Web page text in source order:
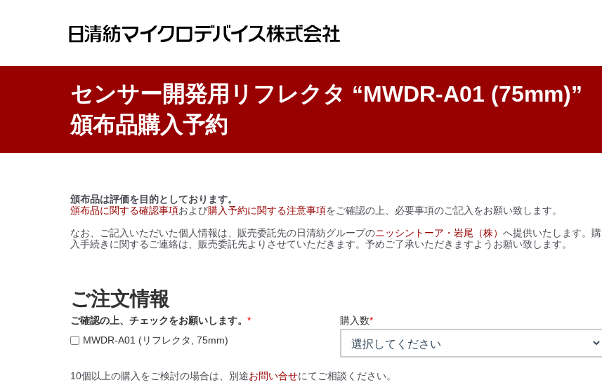
センサー開発用リフレクタ “MWDR-A01 (75mm)”
頒布品購入予約
頒布品は評価を目的としております。
頒布品に関する確認事項および購入予約に関する注意事項をご確認の上、必要事項のご記入をお願い致します。
なお、ご記入いただいた個人情報は、販売委託先の日清紡グループのニッシントーア・岩尾（株） へ提供いたします。購
入手続きに関するご連絡は、販売委託先よりさせていただきます。予めご了承いただきますようお願い致します。
ご注文情報
ご確認の上、チェックをお願いします。 *
MWDR-A01 (リフレクタ, 75mm)
購入数*
10個以上の購入をご検討の場合は、別途お問い合せにてご相談ください。